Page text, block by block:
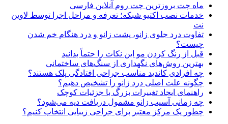
ماه چت بروزترین چت روم آنلاین فارسی
خدمات نصب اکتیو شبکه؛ تعرفه و مراحل اجرا توسط لاوین
نت
تفاوت درد جلوی زانو، پشت زانو و درد هنگام خم شدن
چیست؟
قبل از رنگ کردن مو این نکات را حتماً بدانید
بهترین روش‌های نگهداری از سنگ‌های ساختمانی
چه افرادی کاندید مناسب جراحی افتادگی پلک هستند؟
چگونه علت اصلی درد زانو را تشخیص دهیم؟
راهنمای ایجاد تغییرات بزرگ با جزئیات کوچک
چه زمانی آسیب زانو مشمول دریافت دیه می‌شود؟
چطور یک مرکز معتبر برای جراحی زیبایی انتخاب کنیم؟